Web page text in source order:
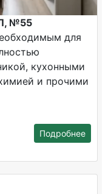
№55
для
кухонными
и прочими
Подробнее